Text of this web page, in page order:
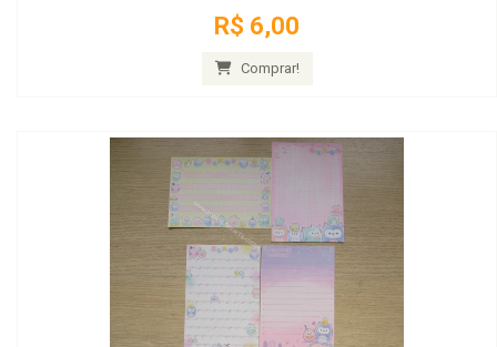
R$ 6,00
Comprar!